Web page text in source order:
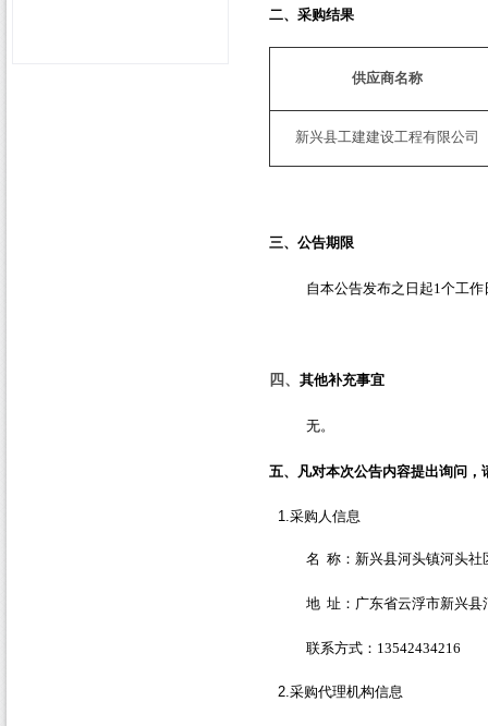
二、采购结果
供应商名称
新兴县工建建设工程有限公司
三、公告期限
自本公告发布之日起1个工作
四、 其他补充事宜
无。
五、凡对本次公告内容提出询问，
1.采购人信息
名 称：新兴县河头镇河头社
地 址：广东省云浮市新兴县
联系方式： 13542434216
2.采购代理机构信息